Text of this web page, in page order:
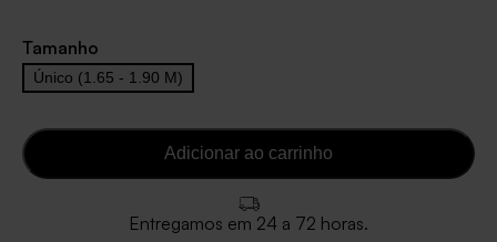
Tamanho
Único (1.65 - 1.90 M)
Adicionar ao carrinho
Entregamos em 24 a 72 horas.